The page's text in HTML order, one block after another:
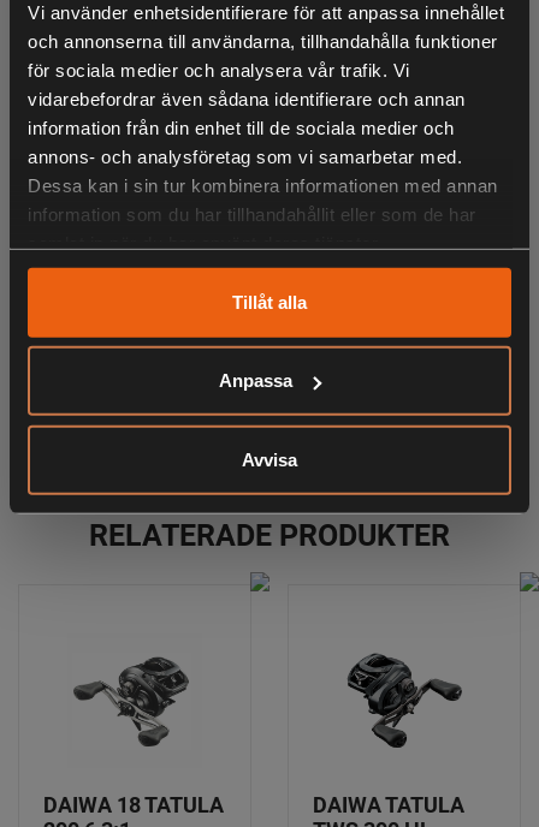
Vi använder enhetsidentifierare för att anpassa innehållet
och annonserna till användarna, tillhandahålla funktioner
för sociala medier och analysera vår trafik. Vi
vidarebefordrar även sådana identifierare och annan
information från din enhet till de sociala medier och
annons- och analysföretag som vi samarbetar med.
Dessa kan i sin tur kombinera informationen med annan
information som du har tillhandahållit eller som de har
Tillåt alla
Anpassa
Avvisa
EVA-handtag av högsta kvalitet
Krokhållare: Seaguide® Dhook
LIKNANDE PRODUKTER
KÖPS OFTA TILLSAMMANS
ANDRA HAR OCKSÅ TITTAT PÅ
RELATERADE PRODUKTER
DAIWA 18 TATULA
DAIWA TATULA